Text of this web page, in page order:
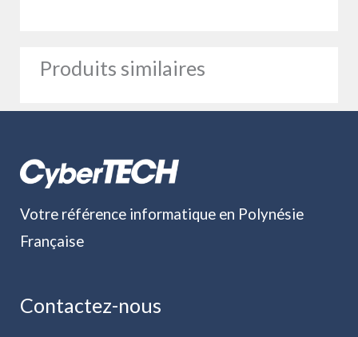
Produits similaires
Votre référence informatique en Polynésie
Française
Contactez-nous